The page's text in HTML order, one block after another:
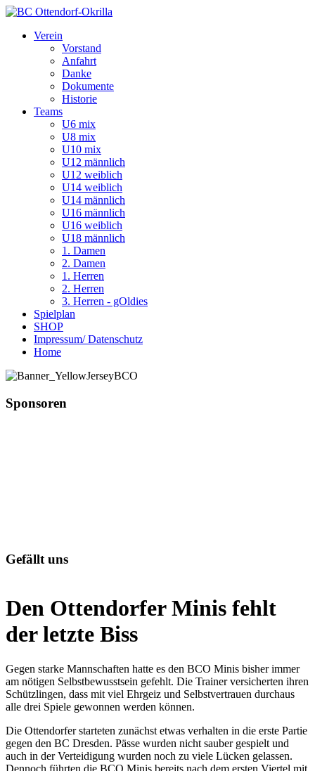
Verein
Vorstand
Anfahrt
Danke
Dokumente
Historie
Teams
U6 mix
U8 mix
U10 mix
U12 männlich
U12 weiblich
U14 weiblich
U14 männlich
U16 männlich
U16 weiblich
U18 männlich
1. Damen
2. Damen
1. Herren
2. Herren
3. Herren - gOldies
Spielplan
SHOP
Impressum/ Datenschutz
Home
Sponsoren
Gefällt uns
Den Ottendorfer Minis fehlt
der letzte Biss
Gegen starke Mannschaften hatte es den BCO Minis bisher immer
am nötigen Selbstbewusstsein gefehlt. Die Trainer versicherten ihren
Schützlingen, dass mit viel Ehrgeiz und Selbstvertrauen durchaus
alle drei Spiele gewonnen werden können.
Die Ottendorfer starteten zunächst etwas verhalten in die erste Partie
gegen den BC Dresden. Pässe wurden nicht sauber gespielt und
auch in der Verteidigung wurden noch zu viele Lücken gelassen.
Dennoch führten die BCO Minis bereits nach dem ersten Viertel mit